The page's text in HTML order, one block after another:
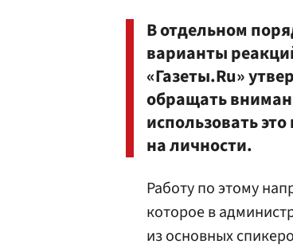
В отдельном
варианты
«Газеты.Ru»
обращать
использовать
на личности.
Работу по этому
которое в
из основных